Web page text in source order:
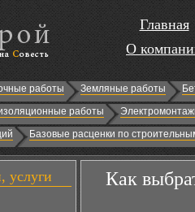
Главная
О
работы Земляные работы
работы
Базовые расценки по
услуги
Как